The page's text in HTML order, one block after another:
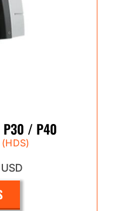
P30 / P40